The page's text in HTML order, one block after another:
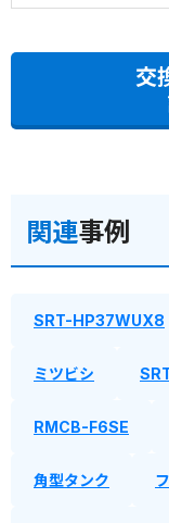
交
関連事例
SRT-HP37WUX8
ミツビシ
RMCB-F6SE
角型タンク